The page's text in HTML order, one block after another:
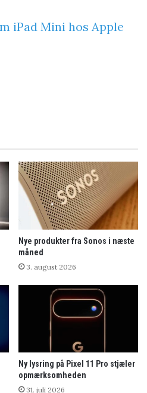
iPad Mini hos Apple
Nye produkter fra Sonos i næste
måned
3. august 2026
Ny lysring på Pixel 11 Pro stjæler
opmærksomheden
31. juli 2026